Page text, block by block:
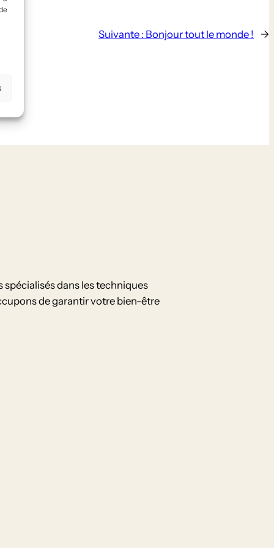
Suivante : Bonjour tout le monde ! →
dans les techniques
de garantir votre bien-être